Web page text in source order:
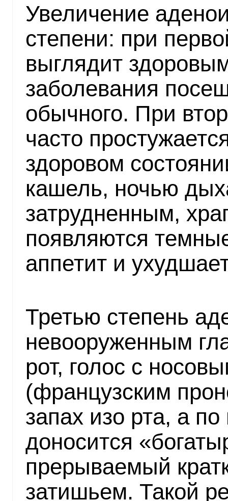
Увеличение
степени: при
выглядит
заболевания
обычного. При
часто
здоровом
кашель, ночью
затрудненным,
появляются
аппетит и
Третью степень
невооруженным
рот, голос с
(французским
запах изо рта, а по
доносится
прерываемый
затишьем. Такой